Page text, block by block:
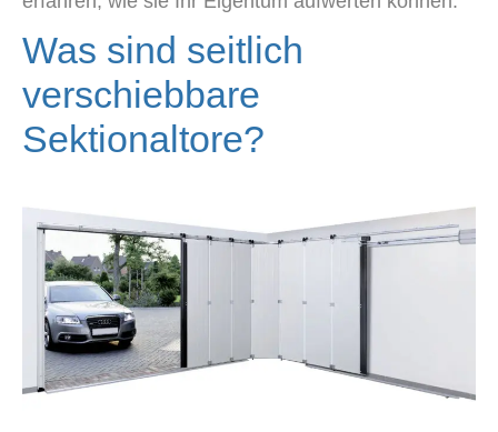
Was sind seitlich
verschiebbare
Sektionaltore?